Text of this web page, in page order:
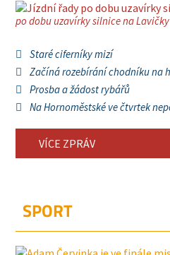
po dobu uzavírky silnice na Lavičky
Staré ciferníky mizí
Začíná rozebírání chodníku na
Prosba a žádost rybářů
Na Hornoměstské ve čtvrtek
VÍCE ZPRÁV
SPORT